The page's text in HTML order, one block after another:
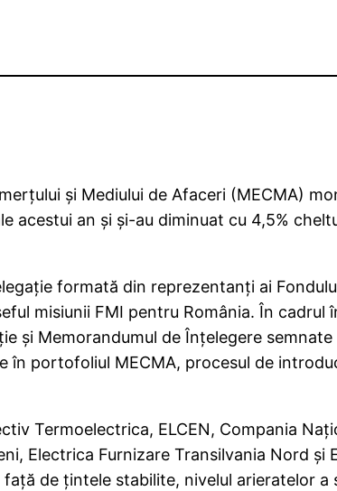
şi Mediului de Afaceri (MECMA)
acestui an şi şi-au diminuat cu 4,5%
formată din reprezentanţi ai
misiunii FMI pentru România. În
şi Memorandumul de Înţelegere
în portofoliul MECMA, procesul de
Termoelectrica, ELCEN, Compania
Electrica Furnizare Transilvania Nord şi
de ţintele stabilite, nivelul arieratelor a